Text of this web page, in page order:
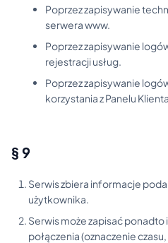
Poprzez zapisywanie
serwera www.
Poprzez zapisywanie
rejestracji usług.
Poprzez zapisywanie
korzystania z Panelu
§ 9
Serwis zbiera informacje
użytkownika.
Serwis może zapisać
połączenia (oznaczenie